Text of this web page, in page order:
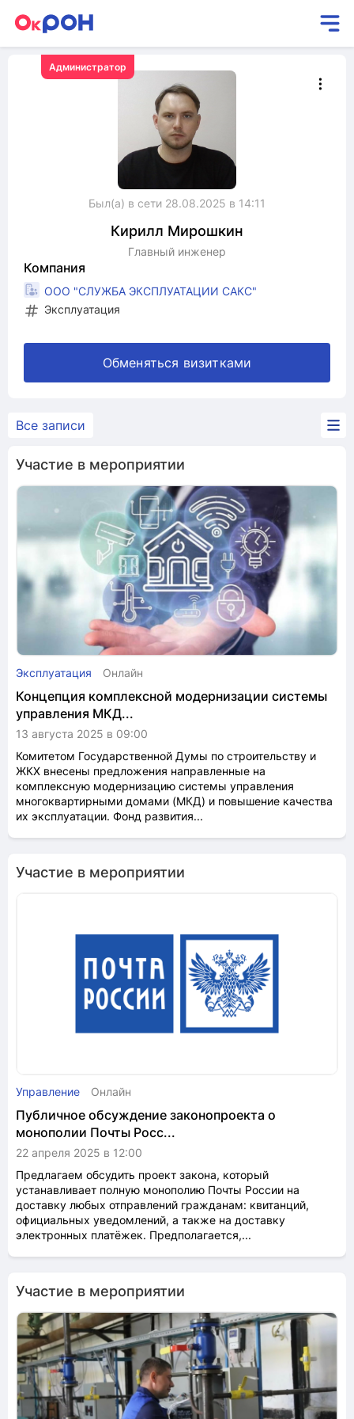
Администратор
Был(а) в сети 28.08.2025 в 14:11
Кирилл Мирошкин
Главный инженер
Компания
ООО "СЛУЖБА ЭКСПЛУАТАЦИИ САКС"
Эксплуатация
Обменяться визитками
Все записи
Участие в мероприятии
Эксплуатация Онлайн
Концепция комплексной модернизации системы
управления МКД...
13 августа 2025 в 09:00
Комитетом Государственной Думы по строительству и
ЖКХ внесены предложения направленные на
комплексную модернизацию системы управления
многоквартирными домами (МКД) и повышение качества
их эксплуатации. Фонд развития...
Участие в мероприятии
Управление Онлайн
Публичное обсуждение законопроекта о
монополии Почты Росс...
22 апреля 2025 в 12:00
Предлагаем обсудить проект закона, который
устанавливает полную монополию Почты России на
доставку любых отправлений гражданам: квитанций,
официальных уведомлений, а также на доставку
электронных платёжек. Предполагается,...
Участие в мероприятии